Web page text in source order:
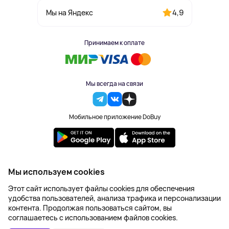
Мы на Яндекс 4,9
Принимаем к оплате
Мы всегда на связи
Мобильное приложение DoBuy
2023-2026 © DoBuy. Все права защищены
Правила обработки персональных данных
Пользовательское соглашение
Оферта
Создание сайта – NetLab
Мы используем cookies
Этот сайт использует файлы cookies для обеспечения
удобства пользователей, анализа трафика и персонализации
контента. Продолжая пользоваться сайтом, вы
соглашаетесь с использованием файлов cookies.